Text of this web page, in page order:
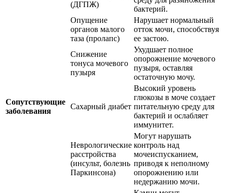
(ДГПЖ)
бактерий.
Опущение
органов малого
таза (пролапс)
Нарушает нормальный
отток мочи, способствуя
ее застою.
Снижение
тонуса мочевого
пузыря
Ухудшает полное
опорожнение мочевого
пузыря, оставляя
остаточную мочу.
Сопутствующие
заболевания
Сахарный диабет
Высокий уровень
глюкозы в моче создает
питательную среду для
бактерий и ослабляет
иммунитет.
Неврологические
расстройства
(инсульт, болезнь
Паркинсона)
Могут нарушать
контроль над
мочеиспусканием,
приводя к неполному
опорожнению или
недержанию мочи.